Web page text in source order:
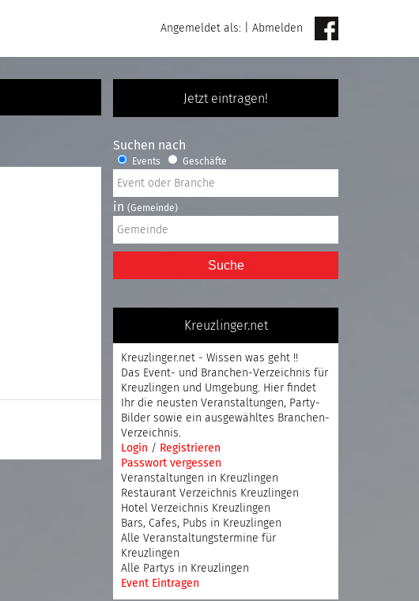
Angemeldet als: Abmelden
Jetzt eintragen!
Suchen nach
Events Geschäfte
in (Gemeinde)
Suche
Kreuzlinger.net
Kreuzlinger.net - Wissen was geht !!
Das Event- und Branchen-Verzeichnis für
Kreuzlingen und Umgebung. Hier findet
Ihr die neusten Veranstaltungen, Party-
Bilder sowie ein ausgewähltes Branchen-
Verzeichnis.
Login / Registrieren
Passwort vergessen
Veranstaltungen in Kreuzlingen
Restaurant Verzeichnis Kreuzlingen
Hotel Verzeichnis Kreuzlingen
Bars, Cafes, Pubs in Kreuzlingen
Alle Veranstaltungstermine für
Kreuzlingen
Alle Partys in Kreuzlingen
Event Eintragen